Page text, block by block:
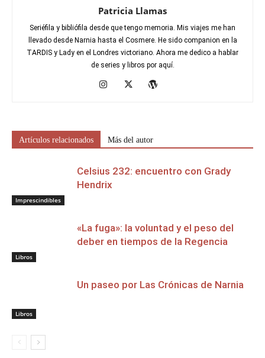
Patricia Llamas
Seriéfila y bibliófila desde que tengo memoria. Mis viajes me han
llevado desde Narnia hasta el Cosmere. He sido companion en la
TARDIS y Lady en el Londres victoriano. Ahora me dedico a hablar
de series y libros por aquí.
Artículos relacionados Más del autor
Imprescindibles
Celsius 232: encuentro con Grady
Hendrix
Libros
«La fuga»: la voluntad y el peso del
deber en tiempos de la Regencia
Libros
Un paseo por Las Crónicas de Narnia